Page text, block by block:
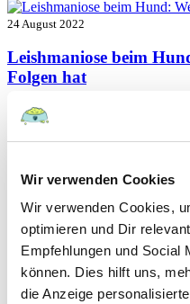
Wir verwenden Cookies
Wir verwenden Cookies,
optimieren und Dir
Empfehlungen und Social
können. Dies hilft uns,
die Anzeige
24 August 2022
Leishmaniose beim
Folgen hat
Hunde
22 August 2022
Hundefutter und
besonders geachtet
Hunde